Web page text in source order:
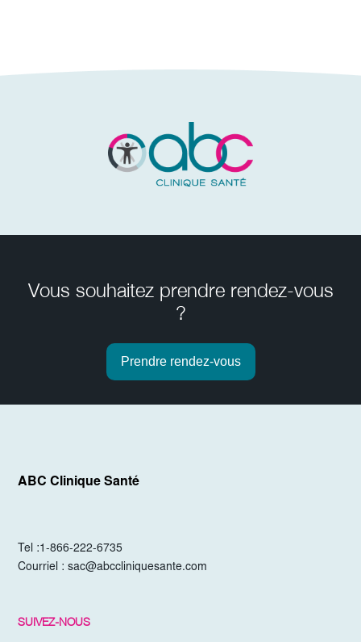
Vous souhaitez prendre rendez-vous
?
Prendre rendez-vous
ABC Clinique Santé
Tel :1-866-222-6735
Courriel :sac@abccliniquesante.com
SUIVEZ-NOUS